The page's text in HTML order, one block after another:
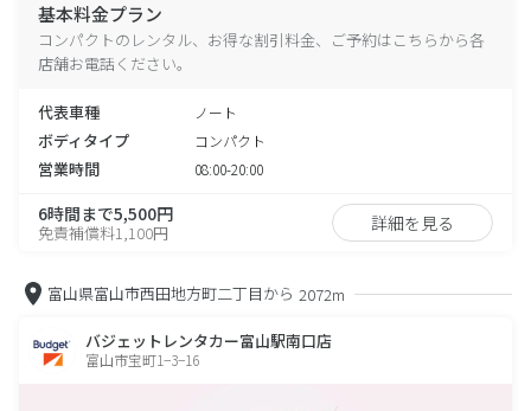
基本料金プラン
コンパクトのレンタル、お得な割引料金、ご予約はこちらから各
店舗お電話ください。
代表車種 ノート
ボディタイプ コンパクト
営業時間 08:00-20:00
6時間まで5,500円
免責補償料1,100円 詳細を見る
富山県富山市西田地方町二丁目から 2072m
バジェットレンタカー富山駅南口店
富山市宝町1−3−16